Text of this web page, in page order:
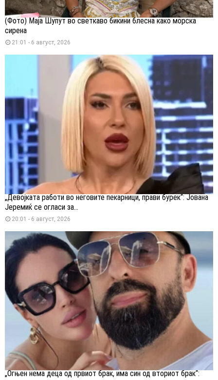
(Фото) Маја Шупут во светкаво бикини блесна како морска
сирена
21:01 - 6 август, 2026
„Девојката работи во неговите пекарници, прави бурек“: Јована
Јеремиќ се огласи за...
20:01 - 6 август, 2026
„Огњен нема деца од првиот брак, има син од вториот брак“: